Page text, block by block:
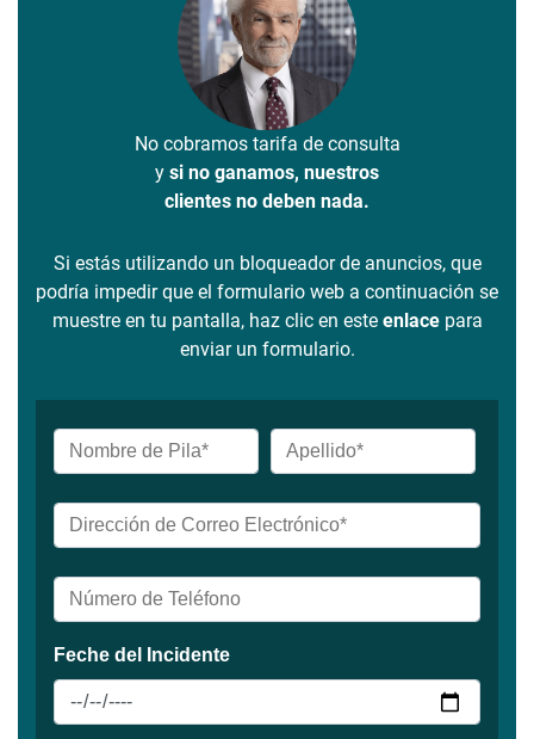
No cobramos tarifa de consulta
y si no ganamos, nuestros
clientes no deben nada.
Si estás utilizando un bloqueador de anuncios, que
podría impedir que el formulario web a continuación se
muestre en tu pantalla, haz clic en este enlacepara
enviar un formulario.